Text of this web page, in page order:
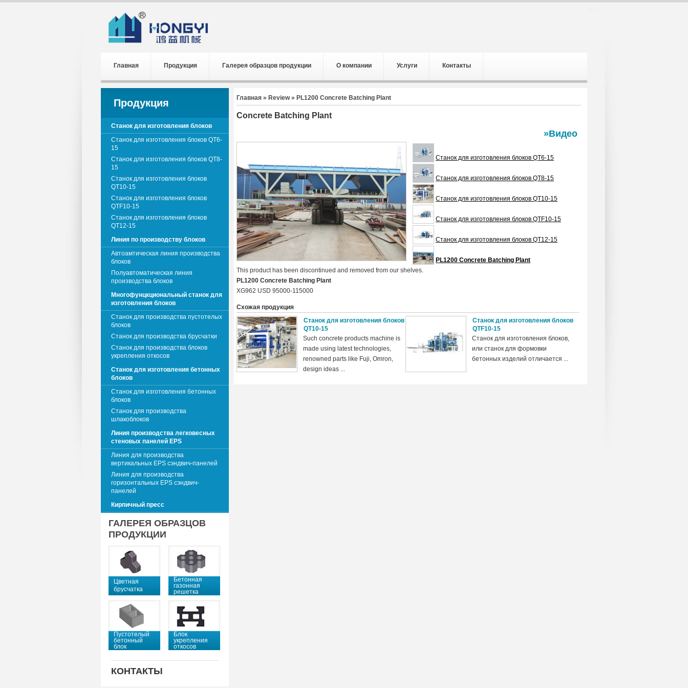
Главная Продукция Галерея образцов продукции О компании Услуги Контакты
Продукция
Станок для изготовления блоков
Станок для изготовления блоков QT6-
15
Станок для изготовления блоков QT8-
15
Станок для изготовления блоков
QT10-15
Станок для изготовления блоков
QTF10-15
Станок для изготовления блоков
QT12-15
Линия по производству блоков
Автоамтическая линия производства
блоков
Полуавтоматическая линия
производства блоков
Многофунцкциональный станок для
изготовления блоков
Станок для производства пустотелых
блоков
Станок для производства брусчатки
Станок для производства блоков
укрепления откосов
Станок для изготовления бетонных
блоков
Станок для изготовления бетонных
блоков
Станок для производства
шлакоблоков
Линия производства легковесных
стеновых панелей EPS
Линия для производства
вертикальных EPS сэндвич-панелей
Линия для производства
горизонтальных EPS сэндвич-
панелей
Кирпичный пресс
ГАЛЕРЕЯ ОБРАЗЦОВ
ПРОДУКЦИИ
Цветная
брусчатка
Бетонная
газонная
решетка
Пустотелый
бетонный
блок
Блок
укрепления
откосов
КОНТАКТЫ
Главная » Review» PL1200 Concrete Batching Plant
Concrete Batching Plant
»Видео
Станок для изготовления блоков QT6-15
Станок для изготовления блоков QT8-15
Станок для изготовления блоков QT10-15
Станок для изготовления блоков QTF10-15
Станок для изготовления блоков QT12-15
PL1200 Concrete Batching Plant
This product has been discontinued and removed from our shelves.
PL1200 Concrete Batching Plant
XG962 USD 95000-115000
Схожая продукция
Станок для изготовления блоков
QT10-15
Such concrete products machine is
made using latest technologies,
renowned parts like Fuji, Omron,
design ideas ...
Станок для изготовления блоков
QTF10-15
Станок для изготовления блоков,
или станок для формовки
бетонных изделий отличается ...